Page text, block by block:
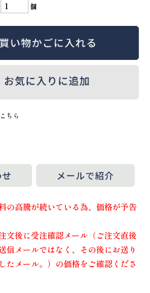
個
ちら
の高騰が続いている為、価格が予告
文後に受注確認メール（ご注文直後
信メールではなく、その後にお送り
たメール。）の価格をご確認くださ